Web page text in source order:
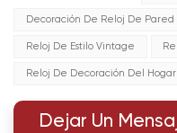
Decoración De Reloj De Pared
Reloj De Estilo Vintage
Reloj De Decoración Del Hogar
Dejar Un